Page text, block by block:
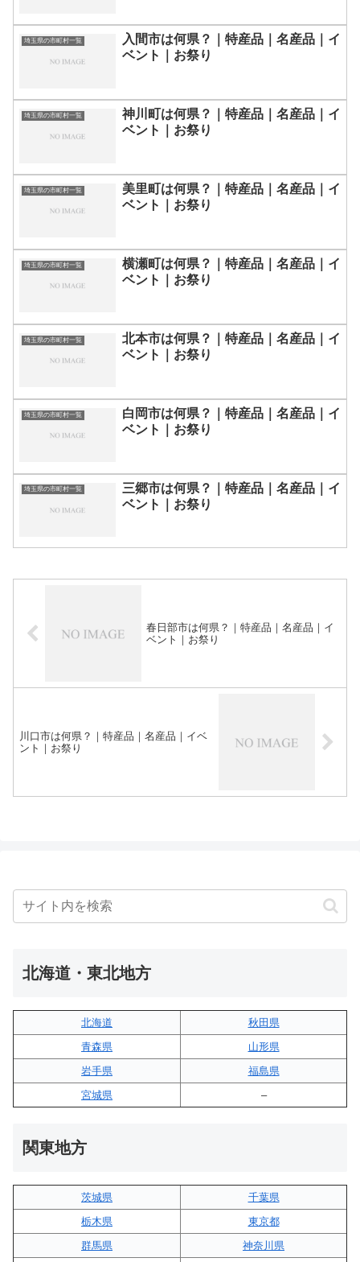
埼玉県の市町村一覧
入間市は何県？｜特産品｜名産品｜イ
ベント｜お祭り
埼玉県の市町村一覧
神川町は何県？｜特産品｜名産品｜イ
ベント｜お祭り
埼玉県の市町村一覧
美里町は何県？｜特産品｜名産品｜イ
ベント｜お祭り
埼玉県の市町村一覧
横瀬町は何県？｜特産品｜名産品｜イ
ベント｜お祭り
埼玉県の市町村一覧
北本市は何県？｜特産品｜名産品｜イ
ベント｜お祭り
埼玉県の市町村一覧
白岡市は何県？｜特産品｜名産品｜イ
ベント｜お祭り
埼玉県の市町村一覧
三郷市は何県？｜特産品｜名産品｜イ
ベント｜お祭り
春日部市は何県？｜特産品｜名産品｜イ
ベント｜お祭り
川口市は何県？｜特産品｜名産品｜イベ
ント｜お祭り
北海道・東北地方
北海道
秋田県
青森県
山形県
岩手県
福島県
宮城県
–
関東地方
茨城県
千葉県
栃木県
東京都
群馬県
神奈川県